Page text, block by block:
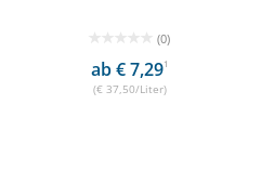
(0)
ab € 7,291
(€ 37,50/Liter)